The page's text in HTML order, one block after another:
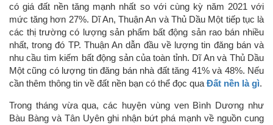
có giá đất nền tăng mạnh nhất so với cùng kỳ năm 2021 với
mức tăng hơn 27%. Dĩ An, Thuận An và Thủ Dầu Một tiếp tục là
các thị trường có lượng sản phẩm bất động sản rao bán nhiều
nhất, trong đó TP. Thuận An dẫn đầu về lượng tin đăng bán và
nhu cầu tìm kiếm bất động sản của toàn tỉnh. Dĩ An và Thủ Dầu
Một cũng có lượng tin đăng bán nhà đất tăng 41% và 48%. Nếu
cần thêm thông tin về đất nền bạn có thể đọc qua Đất nền là gì.
Trong tháng vừa qua, các huyện vùng ven Bình Dương như
Bàu Bàng và Tân Uyên ghi nhận bứt phá mạnh về nguồn cung